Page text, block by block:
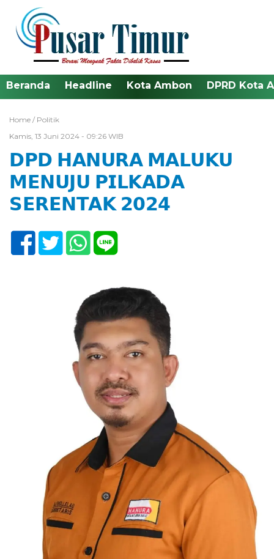
Beranda Headline Kota Ambon DPRD Kota
Home / Politik
Kamis, 13 Juni 2024 - 09:26 WIB
𝗗𝗣𝗗 𝗛𝗔𝗡𝗨𝗥𝗔 𝗠𝗔𝗟𝗨𝗞𝗨
𝗠𝗘𝗡𝗨𝗝𝗨 𝗣𝗜𝗟𝗞𝗔𝗗𝗔
𝗦𝗘𝗥𝗘𝗡𝗧𝗔𝗞 𝟮𝟬𝟮𝟰